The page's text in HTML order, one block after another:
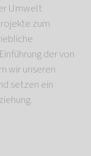
Umwelt
zum
der von
wir unseren
setzen ein